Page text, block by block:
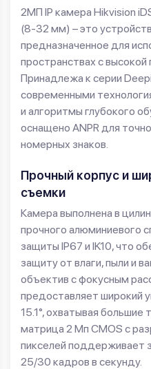
2МП IP камера Hikvision
(8-32 мм) – это
предназначенное для
пространствах с
Принадлежа к серии
современными
и алгоритмы глубокого
оснащено ANPR для
номерных знаков.
Прочный корпус и
съемки
Камера выполнена в
прочного алюминиевого
защиты IP67 и IK10, что
защиту от влаги, пыли и
объектив с фокусным
предоставляет широкий
15.1°, охватывая большие
матрица 2 Мп CMOS с
пикселей поддерживает
25/30 кадров в секунду.